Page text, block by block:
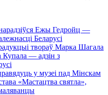
Ежы Гедройц —
Беларусі
твораў Марка Шагала
Купала — адзін з
у музеі пад Мінскам
«Мастацтва святла»,